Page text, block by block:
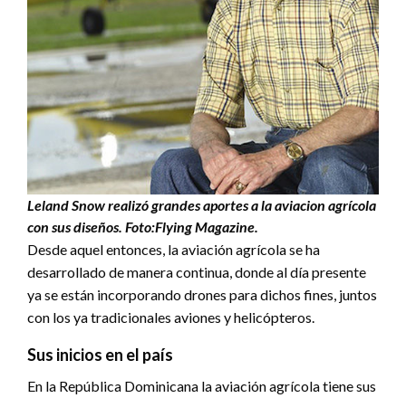
Leland Snow realizó grandes aportes a la aviacion agrícola
con sus diseños. Foto:Flying Magazine.
Desde aquel entonces, la aviación agrícola se ha
desarrollado de manera continua, donde al día presente
ya se están incorporando drones para dichos fines, juntos
con los ya tradicionales aviones y helicópteros.
Sus inicios en el país
En la República Dominicana la aviación agrícola tiene sus